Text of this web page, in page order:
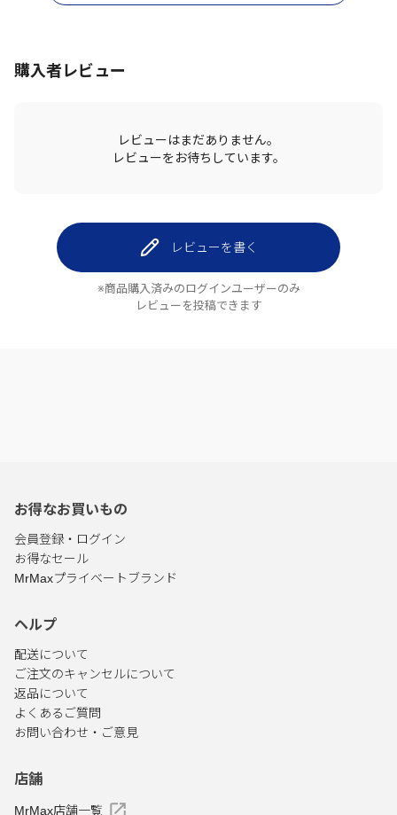
購入者レビュー
レビューはまだありません。
レビューをお待ちしています。
レビューを書く
※商品購入済みのログインユーザーのみ
レビューを投稿できます
お得なお買いもの
会員登録・ログイン
お得なセール
MrMaxプライベートブランド
ヘルプ
配送について
ご注文のキャンセルについて
返品について
よくあるご質問
お問い合わせ・ご意見
店舗
MrMax店舗一覧